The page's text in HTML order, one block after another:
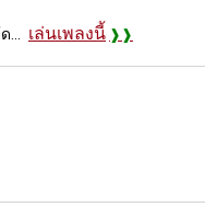
เล่นเพลงนี้